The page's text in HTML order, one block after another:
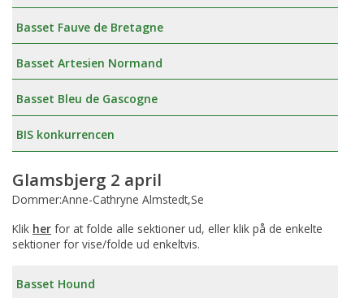
Basset Fauve de Bretagne
Basset Artesien Normand
Basset Bleu de Gascogne
BIS konkurrencen
Glamsbjerg 2 april
Dommer:Anne-Cathryne Almstedt,Se
Klik her for at folde alle sektioner ud, eller klik på de enkelte
sektioner for vise/folde ud enkeltvis.
Basset Hound